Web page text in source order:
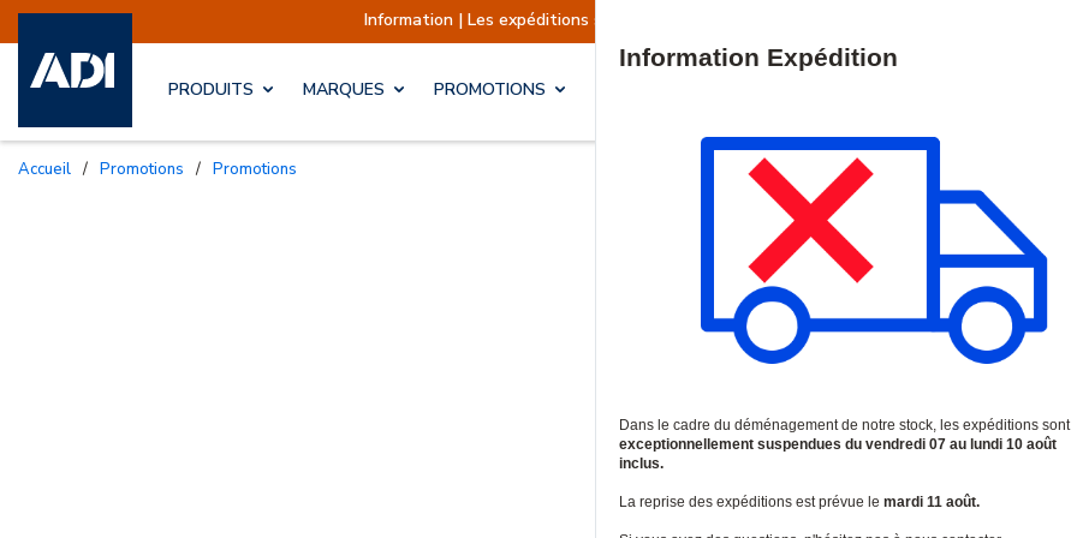
Information | Les expéditions sont actuellement suspendues Reprise prévue le mardi
PRODUITS MARQUES PROMOTIONS
Accueil / Promotions / Promotions